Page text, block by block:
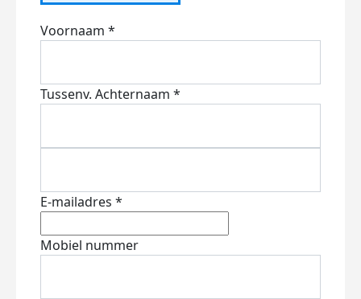
Voornaam *
Tussenv. Achternaam *
E-mailadres *
Mobiel nummer